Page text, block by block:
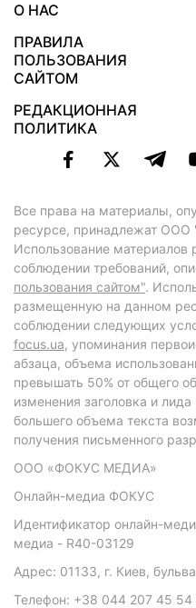
О НАС
ПРАВИЛА
ПОЛЬЗОВАНИЯ
САЙТОМ
РЕДАКЦИОННАЯ
ПОЛИТИКА
Все права на материалы,
ресурсе, принадлежат
Использование материалов
соблюдении требований,
пользования сайтом".
размещенную на данном
соблюдении следующих
focus.ua, упоминания
абзаца, объема
превышать 50% от общего
изменения заголовка и
большего объема текста
получения письменного
ООО «ФОКУС МЕДИА»
Онлайн-медиа ФОКУС
Идентификатор онлайн-
медиа - R40-03129
Адрес: 01133, г. Киев,
Телефон: +38 044 207 45 54